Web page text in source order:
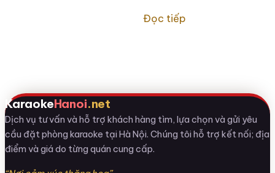
Đọc tiếp
KaraokeHanoi.net
Dịch vụ tư vấn và hỗ trợ khách hàng tìm, lựa chọn và gửi yêu
cầu đặt phòng karaoke tại Hà Nội. Chúng tôi hỗ trợ kết nối; địa
điểm và giá do từng quán cung cấp.